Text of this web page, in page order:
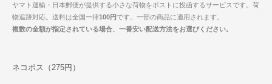
ヤマト運輸・日本郵便が提供する小さな荷物をポストに投函するサービスです。荷
物追跡対応。送料は全国一律100円 です。一部の商品に適用されます。
複数の金額が指定されている場合、一番安い配送方法をお選びください。
ネコポス（275円）